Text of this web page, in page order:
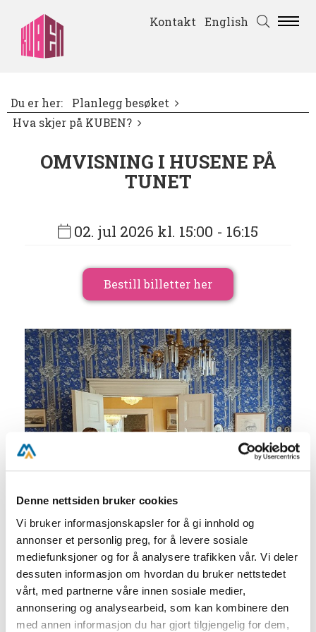
Denne nettsiden bruker cookies
Vi bruker informasjonskapsler for å gi innhold og
annonser et personlig preg, for å levere sosiale
mediefunksjoner og for å analysere trafikken vår. Vi deler
dessuten informasjon om hvordan du bruker nettstedet
vårt, med partnerne våre innen sosiale medier,
annonsering og analysearbeid, som kan kombinere den
med annen informasjon du har gjort tilgjengelig for dem,
Kontakt English
Du er her:
Planlegg besøket
Hva skjer på KUBEN?
OMVISNING I HUSENE PÅ
TUNET
02. jul 2026 kl. 15:00 - 16:15
Bestill billetter her